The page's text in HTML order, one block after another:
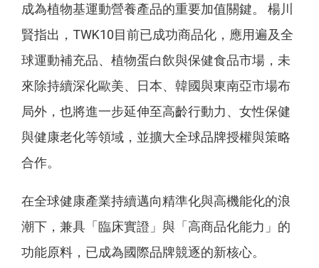
成為植物基運動營養產品的重要加值關鍵。 楊川
賢指出，TWK10目前已成功商品化，應用遍及全
球運動補充品、植物蛋白飲與保健食品市場，未
來除持續深化歐美、日本、韓國與東南亞市場布
局外，也將進一步延伸至高齡行動力、女性保健
與健康老化等領域，並擴大全球品牌授權與策略
合作。
在全球健康產業持續邁向精準化與高機能化的浪
潮下，兼具「臨床實證」與「高商品化能力」的
功能原料，已成為國際品牌競逐的新核心。